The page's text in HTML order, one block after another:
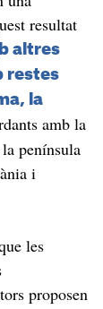
resultat
altres
restes
la
amb la
península
i
les
proposen